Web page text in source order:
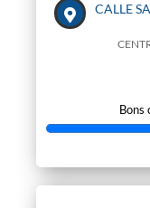
CALLE
Bons